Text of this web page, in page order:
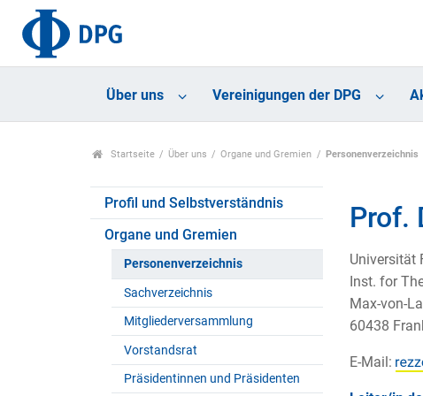
Über uns Vereinigungen der DPG
Startseite Über uns Organe und Gremien Personenverzeichnis
Profil und Selbstverständnis
Organe und Gremien
Personenverzeichnis
Sachverzeichnis
Mitgliederversammlung
Vorstandsrat
Präsidentinnen und Präsidenten
Prof.
Universität
Inst. for
Max-von-
60438
E-Mail: